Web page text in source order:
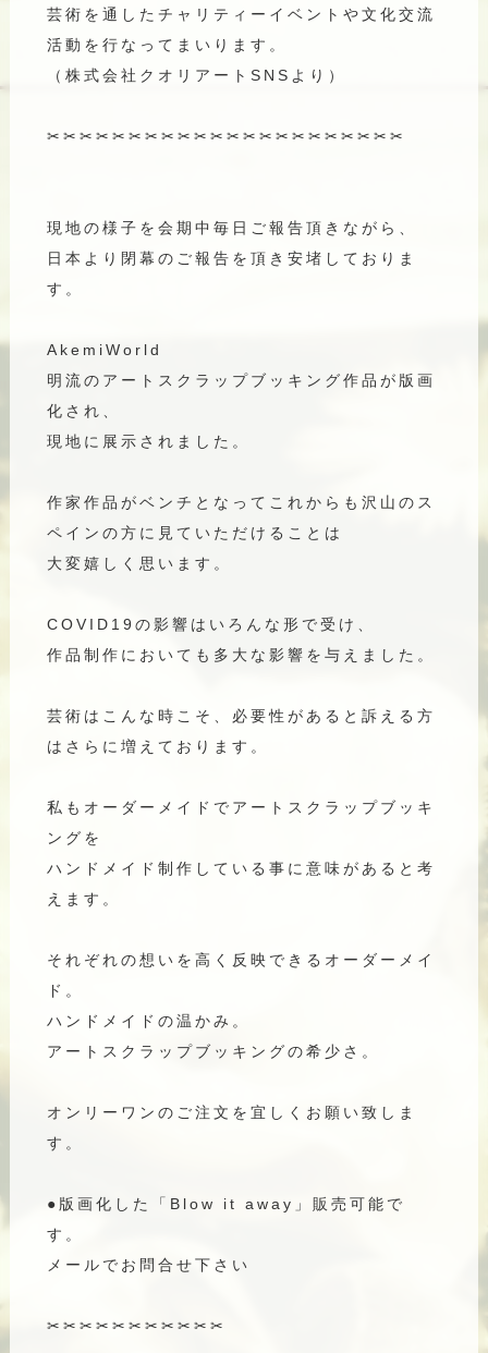
芸術を通したチャリティーイベントや文化交流
活動を行なってまいります。
（株式会社クオリアートSNSより）
✂︎✂︎✂︎✂︎✂︎✂︎✂︎✂︎✂︎✂︎✂︎✂︎✂︎✂︎✂︎✂︎✂︎✂︎✂︎✂︎✂︎✂︎
現地の様子を会期中毎日ご報告頂きながら、
日本より閉幕のご報告を頂き安堵しておりま
す。
AkemiWorld
明流のアートスクラップブッキング作品が版画
化され、
現地に展示されました。
作家作品がベンチとなってこれからも沢山のス
ペインの方に見ていただけることは
大変嬉しく思います。
COVID19の影響はいろんな形で受け、
作品制作においても多大な影響を与えました。
芸術はこんな時こそ、必要性があると訴える方
はさらに増えております。
私もオーダーメイドでアートスクラップブッキ
ングを
ハンドメイド制作している事に意味があると考
えます。
それぞれの想いを高く反映できるオーダーメイ
ド。
ハンドメイドの温かみ。
アートスクラップブッキングの希少さ。
オンリーワンのご注文を宜しくお願い致しま
す。
●版画化した「Blow it away」販売可能で
す。
メールでお問合せ下さい
✂︎✂︎✂︎✂︎✂︎✂︎✂︎✂︎✂︎✂︎✂︎